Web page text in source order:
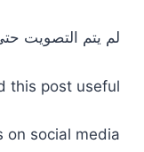
لم يتم التصويت
this post useful...
on social media!